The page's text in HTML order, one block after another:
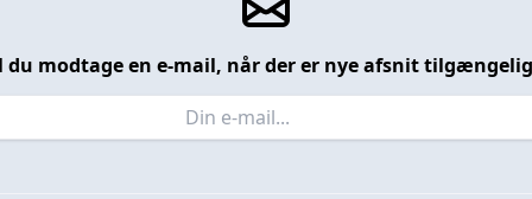
du modtage en e-mail, når der er nye afsnit